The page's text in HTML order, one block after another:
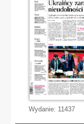
Wydanie: 11437